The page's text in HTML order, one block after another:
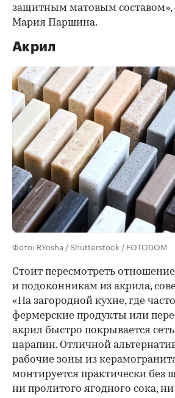
защитным матовым
Мария Паршина.
Акрил
Фото: RYosha / Shutterstock / FOTODOM
Стоит пересмотреть
и подоконникам из акрила,
«На загородной кухне, где
фермерские продукты или
акрил быстро покрывается
царапин. Отличной
рабочие зоны из
монтируется практически без
ни пролитого ягодного сока,